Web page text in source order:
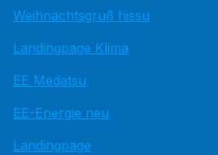
Weihnachtsgruß hissu
Landingpage Klima
EE Medatsu
EE-Energie neu
Landingpage